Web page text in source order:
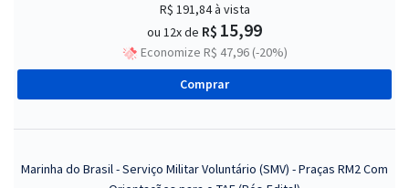
R$ 191,84à vista
ou 12x de R$ 15,99
Economize R$ 47,96 (-20%)
Comprar
Marinha do Brasil - Serviço Militar Voluntário (SMV) - Praças RM2 Com